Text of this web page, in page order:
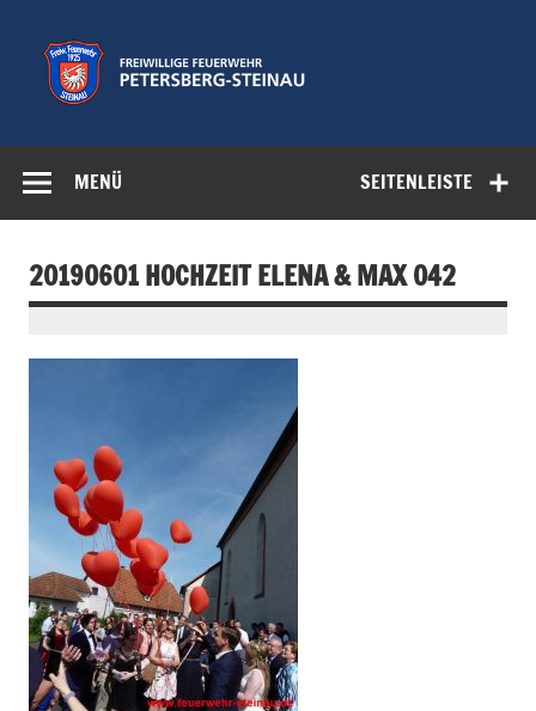
springen
Feuerwehr
Petersberg-
SEITENLEISTE
MENÜ
20190601 HOCHZEIT ELENA & MAX 042